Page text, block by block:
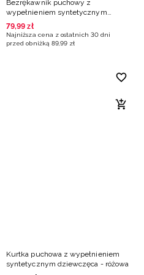
Bezrękawnik puchowy z
wypełnieniem syntetycznym
dziewczęcy - różowy
79,99 zł
Najniższa cena z ostatnich 30 dni
przed obniżką 89,99 zł
Kurtka puchowa z wypełnieniem
syntetycznym dziewczęca - różowa